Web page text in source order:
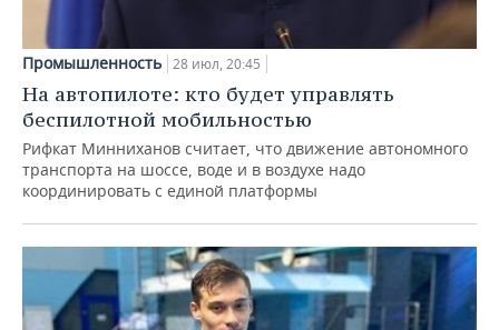
Промышленность 28 июл, 20:45
На автопилоте: кто будет управлять
беспилотной мобильностью
Рифкат Минниханов считает, что движение автономного
транспорта на шоссе, воде и в воздухе надо
координировать с единой платформы